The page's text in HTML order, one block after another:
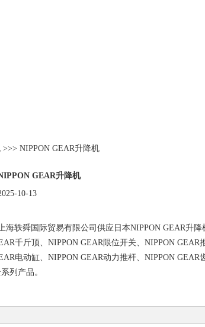
>>> NIPPON GEAR升降机
GEAR升降机
10-13
海轶舜国际贸易有限公司供应日本NIPPON GEAR升降
千斤顶、NIPPON GEAR限位开关、NIPPON GEAR
电动缸、NIPPON GEAR动力推杆、NIPPON GEAR
列产品。